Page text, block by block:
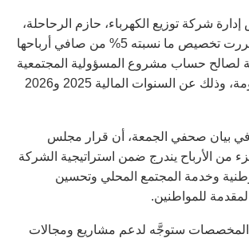
شركة توزيع الكهرباء، حازم الرحاحلة،
أعلن أن الشركة قررت تخصيص ما نسبته 5% من صافي أرباحها
لصالح حساب مشروع المسؤولية المجتمعية
الذي أطلقته الحكومة، وذلك عن السنوات المالية 2025 و2026
في بيان صحفي الجمعة، أن قرار مجلس
من الأرباح يندرج ضمن استراتيجية الشركة
وخدمة المجتمع المحلي وتحسين
للمواطنين.
المخصصات ستوجَّه لدعم مشاريع ومجالات